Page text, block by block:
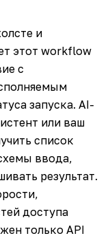
и
этот workflow
с
запуска. AI-
или ваш
список
ввода,
результат.
доступа
только API